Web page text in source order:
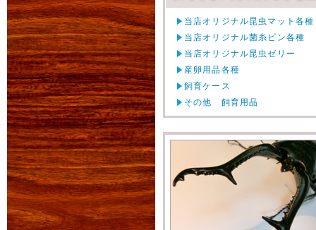
お問合せの多かっ
ューンの幼虫をは
夏に新成虫の飼育
高級ヒノキ防ダニ
通常1,380円をサマ
生体の衛生管理・
ご購入ください!
2012年09月01日
当店オリジナル昆虫マット各種
当店オリジナル菌糸ビン各種
当店オリジナル昆虫ゼリー
産卵用品各種
飼育ケース
その他 飼育用品